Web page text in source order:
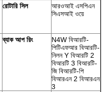
রোটারি সিল
আরওআই এসপিএন
সিএসআই ওয়ে
ব্যাক আপ রিং
N4W বিআরটি-
পিটিএফআর বিআরটি-
নিলন Y বিআরটি 2
বিআরটি 3 বিআরটি-
জি বিআরটি-পি
বিআরএন 2 বিআরএন
3